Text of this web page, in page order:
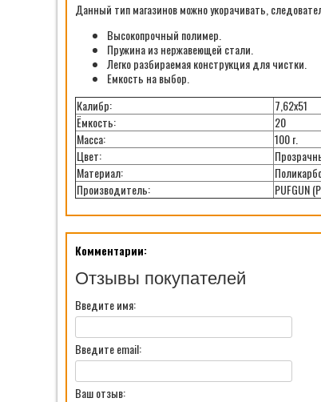
Данный тип магазинов можно укорачивать,
Высокопрочный полимер.
Пружина из нержавеющей стали.
Легко разбираемая конструкция для чистки.
Емкость на выбор.
Калибр:
7,62х51
Ёмкость:
20
Масса:
100 г.
Цвет:
Материал:
Производитель:
PUFGUN
Комментарии:
Отзывы покупателей
Введите имя:
Введите email:
Ваш отзыв: